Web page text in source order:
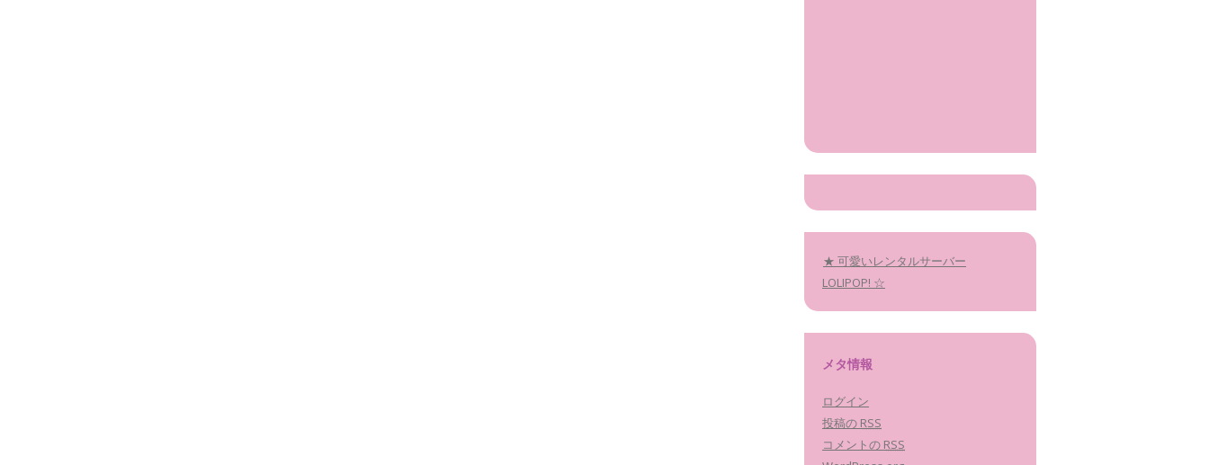
★ 可愛いレンタルサーバー
LOLIPOP! ☆
メタ情報
ログイン
投稿の RSS
コメントの RSS